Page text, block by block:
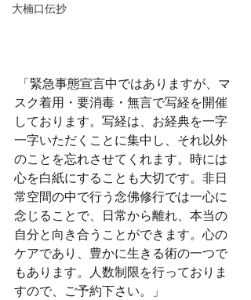
大楠口伝抄
スク着用・要消毒・無言で写経を開催
しております。写経は、お経典を一字
一字いただくことに集中し、それ以外
のことを忘れさせてくれます。時には
心を白紙にすることも大切です。非日
常空間の中で行う念佛修行では一心に
念じることで、日常から離れ、本当の
自分と向き合うことができます。心の
ケアであり、豊かに生きる術の一つで
もあります。人数制限を行っておりま
すので、ご予約下さい。」